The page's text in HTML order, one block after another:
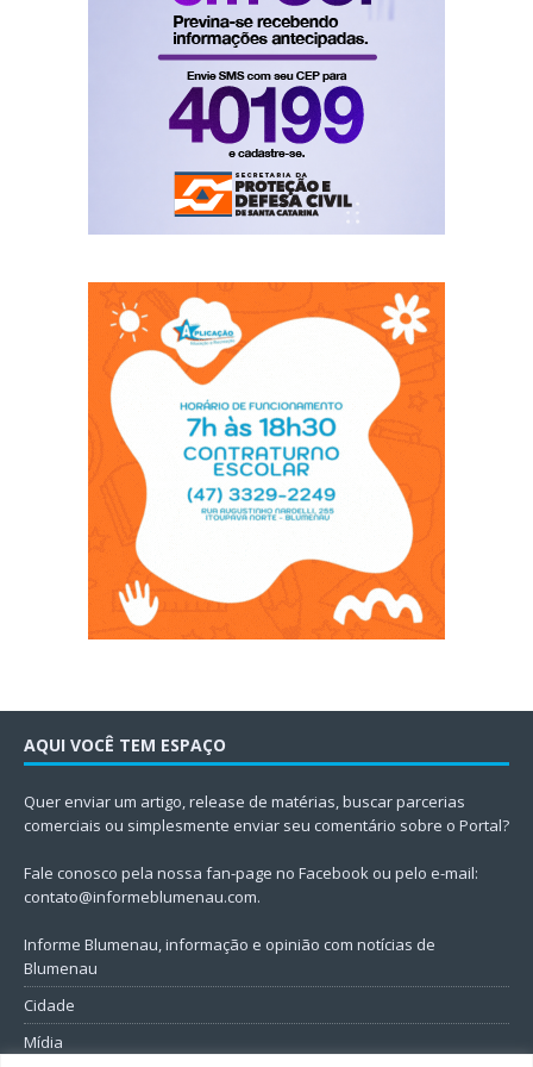
AQUI VOCÊ TEM ESPAÇO
Quer enviar um artigo, release de matérias, buscar parcerias
comerciais ou simplesmente enviar seu comentário sobre o Portal?
Fale conosco pela nossa fan-page no Facebook ou pelo e-mail:
contato@informeblumenau.com.
Informe Blumenau, informação e opinião com notícias de
Blumenau
Cidade
Mídia